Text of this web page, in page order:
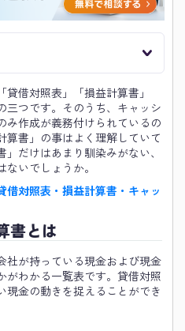
借対照表」「損益計算書」
三つです。そのうち、キャッシ
み作成が義務付けられているの
算書」の事はよく理解していて
だけはあまり馴染みがない、
いでしょうか。
借対照表・損益計算書・キャッ
書とは
社が持っている現金および現金
がわかる一覧表です。貸借対照
現金の動きを捉えることができ